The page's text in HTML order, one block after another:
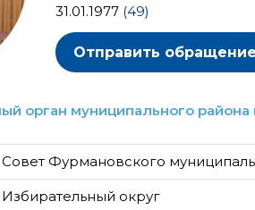
31.01.1977 (49)
Отправить обращение
орган муниципального района
Совет Фурмановского
Избирательный округ